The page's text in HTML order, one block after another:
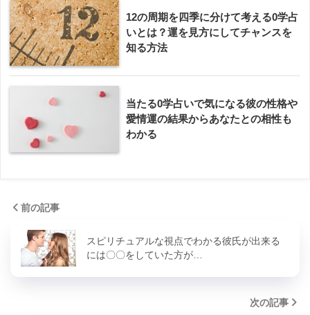
12の周期を四季に分けて考える0学占
いとは？運を見方にしてチャンスを
知る方法
当たる0学占いで気になる彼の性格や
愛情運の結果からあなたとの相性も
わかる
前の記事
スピリチュアルな視点でわかる彼氏が出来る
には〇〇をしていた方が…
次の記事